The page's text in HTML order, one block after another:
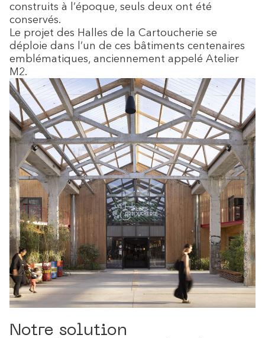
construits à l’époque, seuls deux ont été
conservés.
Le projet des Halles de la Cartoucherie se
déploie dans l’un de ces bâtiments centenaires
emblématiques, anciennement appelé Atelier
M2.
Notre solution